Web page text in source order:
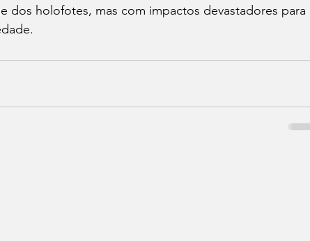
dos holofotes, mas com impactos devastadores para